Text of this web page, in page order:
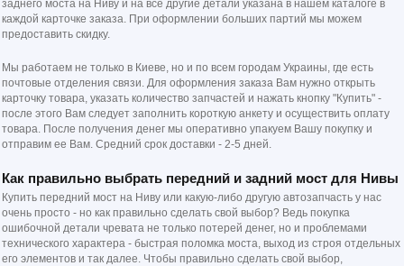
заднего моста на Ниву и на все другие детали указана в нашем каталоге в
каждой карточке заказа. При оформлении больших партий мы можем
предоставить скидку.
Мы работаем не только в Киеве, но и по всем городам Украины, где есть
почтовые отделения связи. Для оформления заказа Вам нужно открыть
карточку товара, указать количество запчастей и нажать кнопку "Купить" -
после этого Вам следует заполнить короткую анкету и осуществить оплату
товара. После получения денег мы оперативно упакуем Вашу покупку и
отправим ее Вам. Средний срок доставки - 2-5 дней.
Как правильно выбрать передний и задний мост для Нивы
Купить передний мост на Ниву или какую-либо другую автозапчасть у нас
очень просто - но как правильно сделать свой выбор? Ведь покупка
ошибочной детали чревата не только потерей денег, но и проблемами
технического характера - быстрая поломка моста, выход из строя отдельных
его элементов и так далее. Чтобы правильно сделать свой выбор,